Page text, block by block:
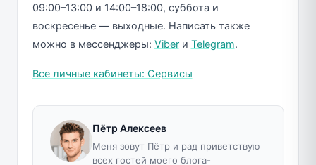
09:00–13:00 и 14:00–18:00, суббота и
воскресенье — выходные. Написать также
можно в мессенджеры: Viberи Telegram.
Все личные кабинеты: Сервисы
Пётр Алексеев
Меня зовут Пётр и рад приветствую
всех гостей моего блога-